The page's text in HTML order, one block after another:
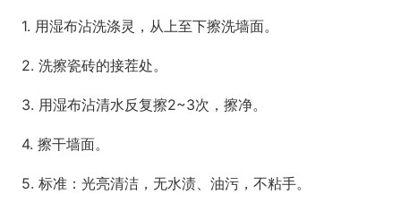
1. 用湿布沾洗涤灵，从上至下擦洗墙面。
2. 洗擦瓷砖的接茬处。
3. 用湿布沾清水反复擦2~3次，擦净。
4. 擦干墙面。
5. 标准：光亮清洁，无水渍、油污，不粘手。